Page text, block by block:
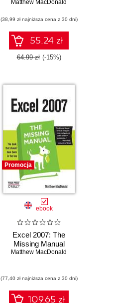
The Missing
Matthew MacDonald
(38,99 zł najniższa cena z 30 dni)
55.24 zł
64.99 zł (-15%)
Promocja
ebook
Excel 2007: The
Missing Manual
Matthew MacDonald
(77,40 zł najniższa cena z 30 dni)
109.65 zł